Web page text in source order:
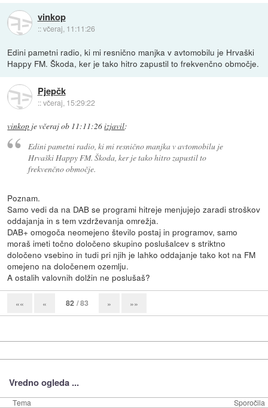
vinkop
::včeraj, 11:11:26
Edini pametni radio, ki mi resnično manjka v avtomobilu je Hrvaški
Happy FM. Škoda, ker je tako hitro zapustil to frekvenčno območje.
Pjepčk
::včeraj, 15:29:22
vinkop jevčeraj ob 11:11:26izjavil:
Edini pametni radio, ki mi resnično manjka v avtomobilu je
Hrvaški Happy FM. Škoda, ker je tako hitro zapustil to
frekvenčno območje.
Poznam.
Samo vedi da na DAB se programi hitreje menjujejo zaradi stroškov
oddajanja in s tem vzdrževanja omrežja.
DAB+ omogoča neomejeno število postaj in programov, samo
moraš imeti točno določeno skupino poslušalcev s striktno
določeno vsebino in tudi pri njih je lahko oddajanje tako kot na FM
omejeno na določenem ozemlju.
A ostalih valovnih dolžin ne poslušaš?
«« « 82 / 83 » »»
Vredno ogleda ...
Tema Sporočila